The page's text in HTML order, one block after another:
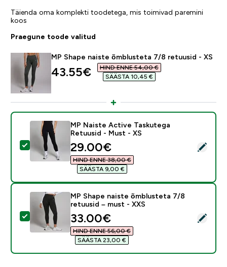
Täienda oma komplekti toodetega, mis toimivad paremini
koos
Praegune toode valitud
MP Shape naiste õmblusteta 7/8 retuusid - XS
discounted price
43.55€‎
HIND ENNE 54,00 €‎
SÄÄSTA 10,45 €‎
Vali see toode - MP Naiste Active Taskutega
MP Naiste Active Taskutega
Retuusid - Must - XS
discounted price
29.00€‎
HIND ENNE 38,00 €‎
SÄÄSTA 9,00 €‎
Vali see toode - MP Shape naiste õmblusteta 7/8
MP Shape naiste õmblusteta 7/8
retuusid – must - XXS
discounted price
33.00€‎
HIND ENNE 56,00 €‎
SÄÄSTA 23,00 €‎